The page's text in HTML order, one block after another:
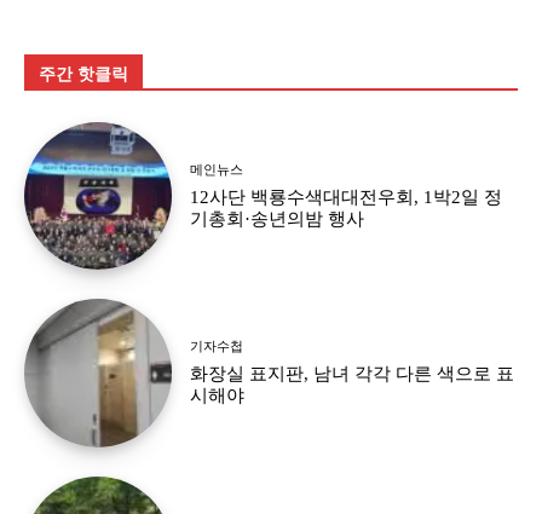
주간 핫클릭
메인뉴스
12사단 백룡수색대대전우회, 1박2일 정
기총회·송년의밤 행사
기자수첩
화장실 표지판, 남녀 각각 다른 색으로 표
시해야